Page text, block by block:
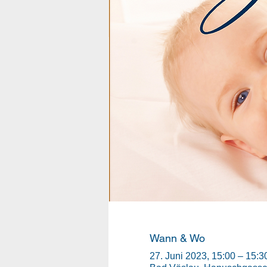
Wann & Wo
27. Juni 2023, 15:00 –